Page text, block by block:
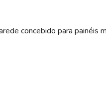
concebido para